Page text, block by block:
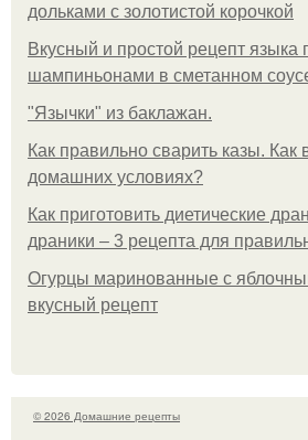
дольками с золотистой корочкой
Вкусный и простой рецепт языка
шампиньонами в сметанном
"Язычки" из баклажан.
Как правильно сварить казы. Как
домашних условиях?
Как приготовить диетические
драники – 3 рецепта для
Огурцы маринованные с
вкусный рецепт
© 2026 Домашние рецепты